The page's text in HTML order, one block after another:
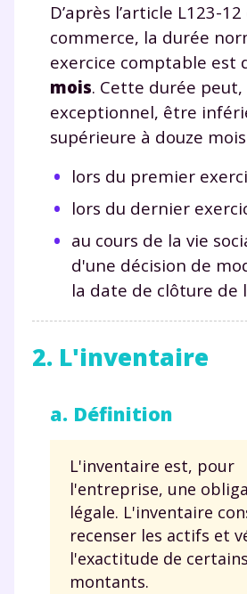
D’après l’article L123-
commerce, la durée
exercice comptable est
mois. Cette durée
exceptionnel, être
supérieure à douze
lors du premier
lors du dernier
au cours de la vie
d'une décision de
la date de clôture de
2. L'inventaire
a. Définition
L'inventaire est, pour
l'entreprise, une
légale. L'inventaire
recenser les actifs et
l'exactitude de certains
montants.